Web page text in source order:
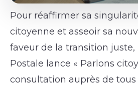
Pour réaffirmer sa
citoyenne et asseoir sa
faveur de la transition juste,
Postale lance « Parlons
consultation auprès de tous